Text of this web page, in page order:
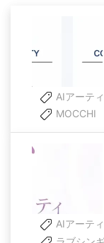
AIアーテ
MOCCHI
AIアーテ